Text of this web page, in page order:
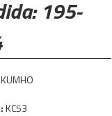
195-
KUMHO
KC53